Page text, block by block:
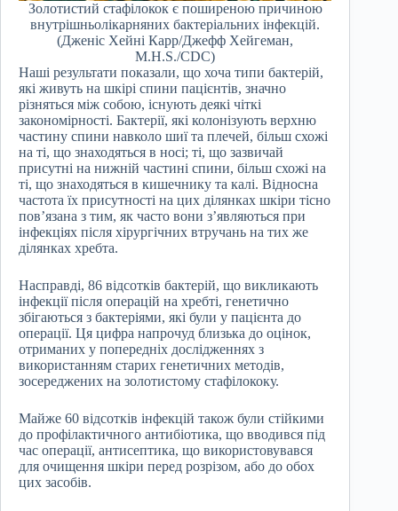
Золотистий стафілокок є поширеною причиною
внутрішньолікарняних бактеріальних інфекцій.
(Дженіс Хейні Карр/Джефф Хейгеман,
M.H.S./CDC)
Наші результати показали, що хоча типи бактерій,
які живуть на шкірі спини пацієнтів, значно
різняться між собою, існують деякі чіткі
закономірності. Бактерії, які колонізують верхню
частину спини навколо шиї та плечей, більш схожі
на ті, що знаходяться в носі; ті, що зазвичай
присутні на нижній частині спини, більш схожі на
ті, що знаходяться в кишечнику та калі. Відносна
частота їх присутності на цих ділянках шкіри тісно
пов’язана з тим, як часто вони з’являються при
інфекціях після хірургічних втручань на тих же
ділянках хребта.
Насправді, 86 відсотків бактерій, що викликають
інфекції після операцій на хребті, генетично
збігаються з бактеріями, які були у пацієнта до
операції. Ця цифра напрочуд близька до оцінок,
отриманих у попередніх дослідженнях з
використанням старих генетичних методів,
зосереджених на золотистому стафілококу.
Майже 60 відсотків інфекцій також були стійкими
до профілактичного антибіотика, що вводився під
час операції, антисептика, що використовувався
для очищення шкіри перед розрізом, або до обох
цих засобів.